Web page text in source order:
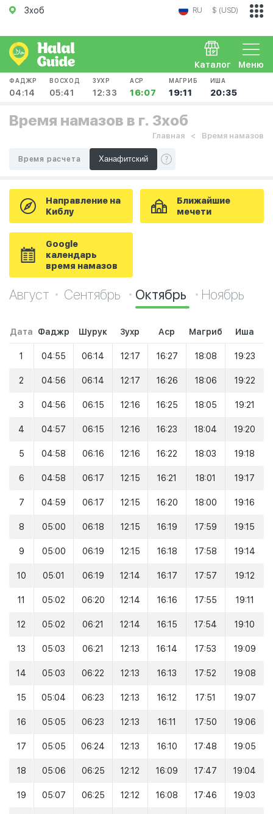
Зхоб RU $ (USD)
Меню
Каталог
ФАДЖР
04:14
ВОСХОД
05:41
ЗУХР
12:33
АСР
16:07
МАГРИБ
19:11
ИША
20:35
Время намазов в г. Зхоб
Главная Время намазов
Время расчета
Направление на
Киблу
Ближайшие
мечети
Google
календарь
время намазов
Август Сентябрь Октябрь Ноябрь
Дата Фаджр Шурук Зухр Аср Магриб Иша
1 04:55 06:14 12:17 16:27 18:08 19:23
2 04:56 06:14 12:17 16:26 18:06 19:22
3 04:56 06:15 12:16 16:25 18:05 19:21
4 04:57 06:15 12:16 16:23 18:04 19:20
5 04:58 06:16 12:16 16:22 18:03 19:18
6 04:58 06:17 12:15 16:21 18:01 19:17
7 04:59 06:17 12:15 16:20 18:00 19:16
8 05:00 06:18 12:15 16:19 17:59 19:15
9 05:00 06:19 12:15 16:18 17:58 19:14
10 05:01 06:19 12:14 16:17 17:57 19:12
11 05:02 06:20 12:14 16:16 17:55 19:11
12 05:02 06:21 12:14 16:15 17:54 19:10
13 05:03 06:21 12:13 16:14 17:53 19:09
14 05:03 06:22 12:13 16:13 17:52 19:08
15 05:04 06:23 12:13 16:12 17:51 19:07
16 05:05 06:23 12:13 16:11 17:50 19:06
17 05:05 06:24 12:13 16:10 17:48 19:05
18 05:06 06:25 12:12 16:09 17:47 19:04
19 05:07 06:25 12:12 16:08 17:46 19:03